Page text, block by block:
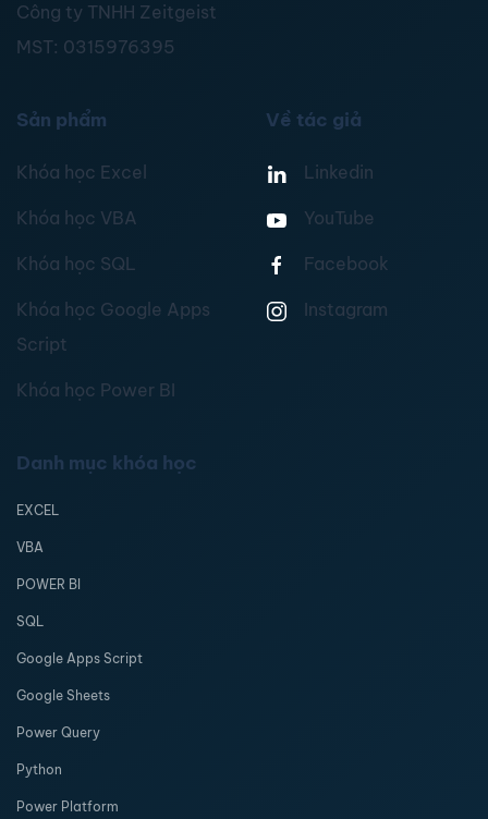
Công ty TNHH Zeitgeist
MST: 0315976395
Sản phẩm
Khóa học Excel
Khóa học VBA
Khóa học SQL
Khóa học Google Apps
Script
Khóa học Power BI
Về tác giả
Linkedin
YouTube
Facebook
Instagram
Danh mục khóa học
EXCEL
VBA
POWER BI
SQL
Google Apps Script
Google Sheets
Power Query
Python
Power Platform